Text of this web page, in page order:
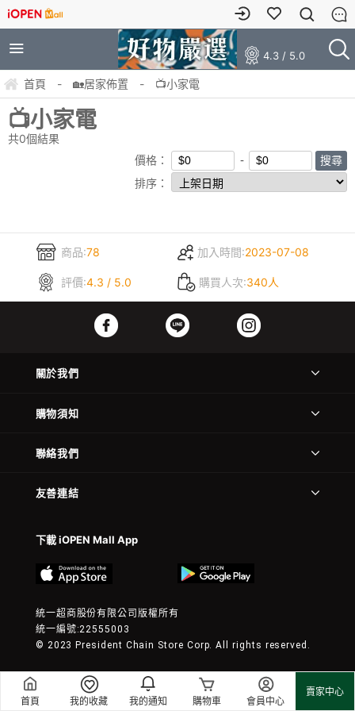
首頁 我的收藏 我的通知 購物車 會員中心
賣家中心
4.3 / 5.0
首頁 - 🏡居家佈置 - 📺小家電
📺小家電
共0個結果
價格：
排序：
商品:78 加入時間:2023-07-08
評價:4.3 / 5.0 購買人次:340人
關於我們
購物須知
聯絡我們
友善連結
下載 iOPEN Mall App
統一超商股份有限公司版權所有
統一編號:22555003
© 2023 President Chain Store Corp. All rights reserved.